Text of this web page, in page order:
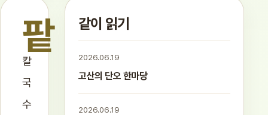
팥
칼
국
수
같이 읽기
2026.06.19
고산의 단오 한마당
2026.06.19